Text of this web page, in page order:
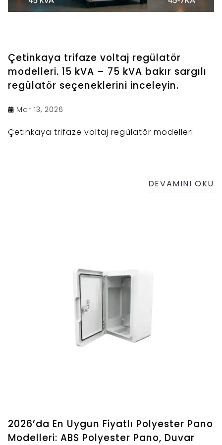
Çetinkaya trifaze voltaj regülatör
modelleri. 15 kVA – 75 kVA bakır sargılı
regülatör seçeneklerini inceleyin.
Mar 13, 2026
Çetinkaya trifaze voltaj regülatör modelleri
DEVAMINI OKU
2026’da En Uygun Fiyatlı Polyester Pano
Modelleri: ABS Polyester Pano, Duvar